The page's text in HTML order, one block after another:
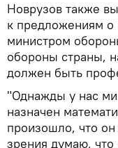
Новрузов также
к предложениям о
министром
обороны страны,
должен быть
"Однажды у нас
назначен
произошло, что он
зрения думаю, что